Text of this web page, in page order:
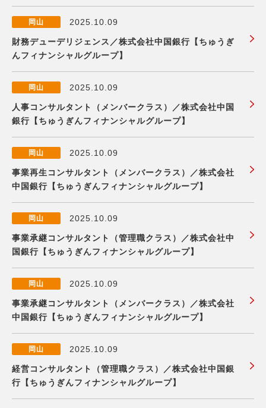
岡山 2025.10.09
財務デューデリジェンス／株式会社中国銀行【ちゅうぎ
んフィナンシャルグループ】
岡山 2025.10.09
人事コンサルタント（メンバークラス）／株式会社中国
銀行【ちゅうぎんフィナンシャルグループ】
岡山 2025.10.09
事業再生コンサルタント（メンバークラス）／株式会社
中国銀行【ちゅうぎんフィナンシャルグループ】
岡山 2025.10.09
事業承継コンサルタント（管理職クラス）／株式会社中
国銀行【ちゅうぎんフィナンシャルグループ】
岡山 2025.10.09
事業承継コンサルタント（メンバークラス）／株式会社
中国銀行【ちゅうぎんフィナンシャルグループ】
岡山 2025.10.09
経営コンサルタント（管理職クラス）／株式会社中国銀
行【ちゅうぎんフィナンシャルグループ】